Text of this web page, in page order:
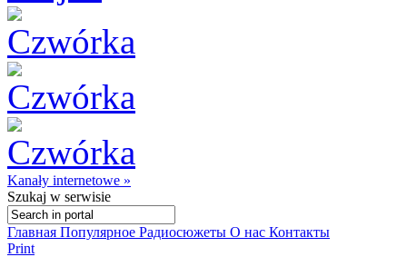
Kanały internetowe »
Szukaj w serwisie
Главная Популярное Радиосюжеты О нас Контакты
Print